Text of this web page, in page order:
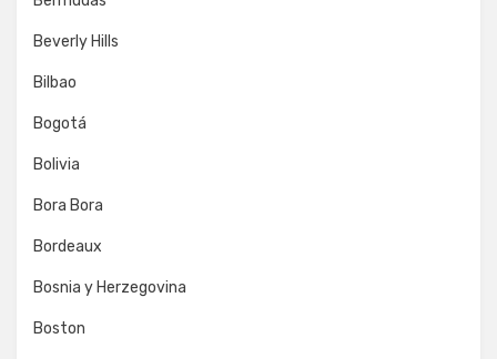
Beverly Hills
Bilbao
Bogotá
Bolivia
Bora Bora
Bordeaux
Bosnia y Herzegovina
Boston